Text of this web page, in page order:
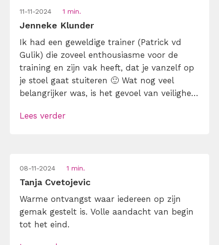
11-11-2024 1 min.
Jenneke Klunder
Ik had een geweldige trainer (Patrick vd
Gulik) die zoveel enthousiasme voor de
training en zijn vak heeft, dat je vanzelf op
je stoel gaat stuiteren 🙂 Wat nog veel
belangrijker was, is het gevoel van veiligheid
werd. Hierdoor konden mijn medecursisten
Lees verder
08-11-2024 1 min.
Tanja Cvetojevic
Warme ontvangst waar iedereen op zijn
gemak gestelt is. Volle aandacht van begin
tot het eind.